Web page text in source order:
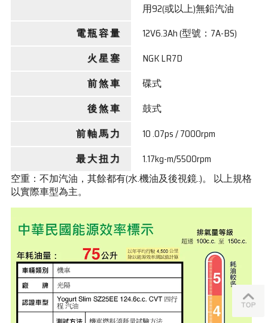
用92(或以上)無鉛汽油
電 瓶 容 量
12V6.3Ah (型號：7A-BS)
火 星 塞
NGK LR7D
前 煞 車
碟式
後 煞 車
鼓式
前 軸 馬 力
10 .07ps / 7000rpm
最 大 扭 力
1.17kg-m/5500rpm
空重：不加汽油，其餘都有(水.機油及後視鏡..)。 以上規格
以實際車型為主。